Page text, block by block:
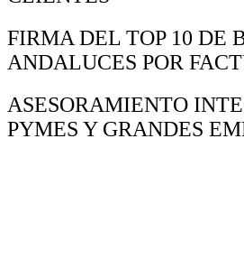
FIRMA DEL TOP 10 DE
ANDALUCES POR
ASESORAMIENTO
PYMES Y GRANDES